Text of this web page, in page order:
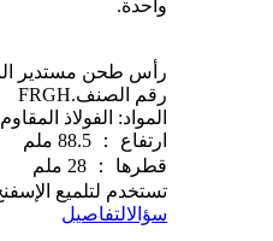
واحدة.
رأس طحن مستدير
رقم الصنف.FRGH
المواد: الفولاذ
ارتفاع ： 88.5 ملم
قطرها ： 28 ملم
تستخدم لتلميع
سؤالالتفاصيل